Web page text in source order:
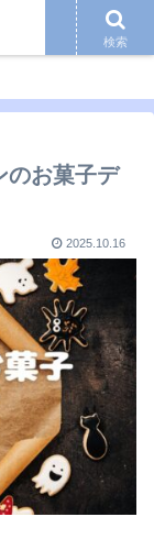
のお菓子デ
2025.10.16
検索